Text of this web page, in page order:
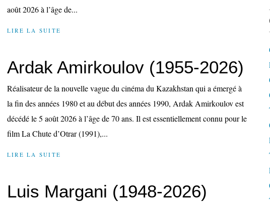
août 2026 à l’âge de...
LIRE LA SUITE
Ardak Amirkoulov (1955-2026)
Réalisateur de la nouvelle vague du cinéma du Kazakhstan qui a émergé à
la fin des années 1980 et au début des années 1990, Ardak Amirkoulov est
décédé le 5 août 2026 à l’âge de 70 ans. Il est essentiellement connu pour le
film La Chute d’Otrar (1991),...
LIRE LA SUITE
Luis Margani (1948-2026)